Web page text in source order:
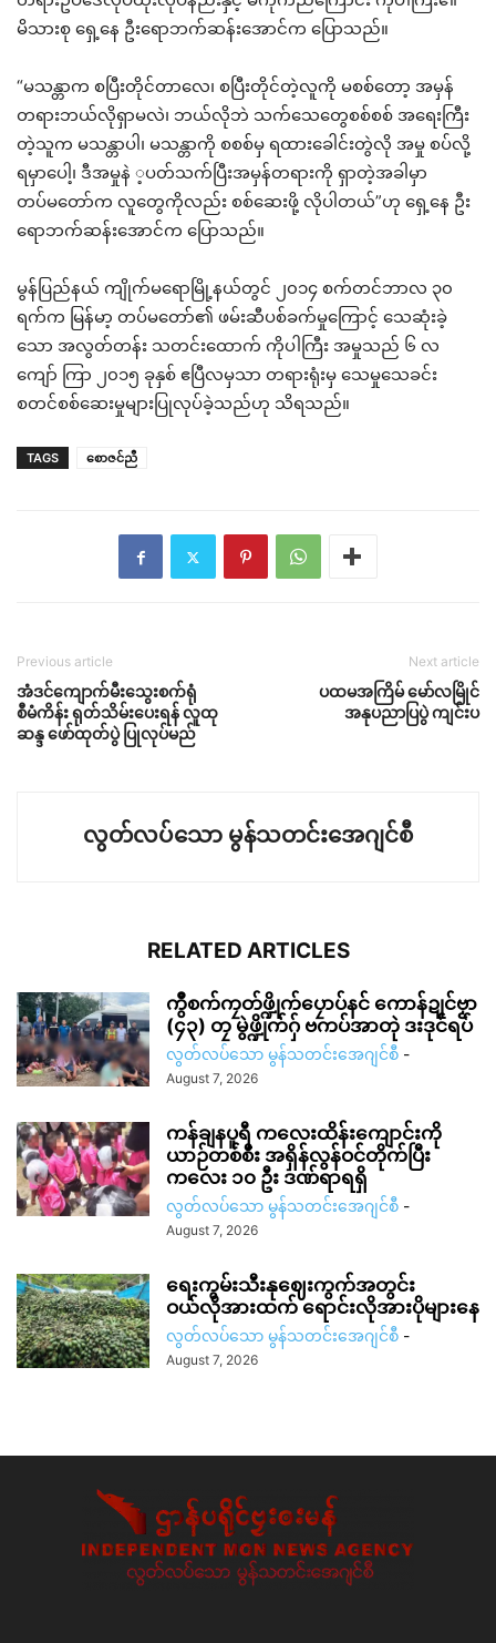
မိသားစု ရှေ့နေ ဦးရောဘက်ဆန်းအောင်က ပြောသည်။
“မသန္တာက စပြီးတိုင်တာလေ၊ စပြီးတိုင်တဲ့လူကို မစစ်တော့ အမှန်
တရားဘယ်လိုရှာမလဲ၊ ဘယ်လိုဘဲ သက်သေတွေစစ်စစ် အရေးကြီး
တဲ့သူက မသန္တာပါ၊ မသန္တာကို စစစ်မှ ရထားခေါင်းတွဲလို အမှု စပ်လို့
ရမှာပေါ့၊ ဒီအမှုနဲ ့ပတ်သက်ပြီးအမှန်တရားကို ရှာတဲ့အခါမှာ
တပ်မတော်က လူတွေကိုလည်း စစ်ဆေးဖို့ လိုပါတယ်”ဟု ရှေ့နေ ဦး
ရောဘက်ဆန်းအောင်က ပြောသည်။
မွန်ပြည်နယ် ကျိုက်မရောမြို့နယ်တွင် ၂၀၁၄ စက်တင်ဘာလ ၃၀
ရက်က မြန်မာ့ တပ်မတော်၏ ဖမ်းဆီပစ်ခက်မှုကြောင့် သေဆုံးခဲ့
သော အလွတ်တန်း သတင်းထောက် ကိုပါကြီး အမှုသည် ၆ လ
ကျော် ကြာ ၂၀၁၅ ခုနှစ် ဧပြီလမှသာ တရားရုံးမှ သေမှုသေခင်း
စတင်စစ်ဆေးမှုများပြုလုပ်ခဲ့သည်ဟု သိရသည်။
TAGS စောဇင်ညီ
Previous article
အံဒင်ကျောက်မီးသွေးစက်ရုံ
စီမံကိန်း ရုတ်သိမ်းပေးရန် လူထု
ဆန္ဒ ဖော်ထုတ်ပွဲ ပြုလုပ်မည်
Next article
ပထမအကြိမ် မော်လမြိုင်
အနုပညာပြပွဲ ကျင်းပ
လွတ်လပ်သော မွန်သတင်းအေဂျင်စီ
RELATED ARTICLES
ကွဳစက်ကၠတ်ဖ္ဍိုက်ပၠောပ်နင် ကောန်ဍုင်ဗၟာ
(၄၃) တၠ မွဲဖ္ဍိုက်ဂှ် ဗကပ်အာတုဲ ဒးဒုင်ရပ်
လွတ်လပ်သော မွန်သတင်းအေဂျင်စီ -
August 7, 2026
ကန်ချနပူရီ ကလေးထိန်းကျောင်းကို
ယာဉ်တစ်စီး အရှိန်လွန်ဝင်တိုက်ပြီး
ကလေး ၁၀ ဦး ဒဏ်ရာရရှိ
လွတ်လပ်သော မွန်သတင်းအေဂျင်စီ -
August 7, 2026
ရေးကွမ်းသီးနုဈေးကွက်အတွင်း
ဝယ်လိုအားထက် ရောင်းလိုအားပိုများနေ
လွတ်လပ်သော မွန်သတင်းအေဂျင်စီ -
August 7, 2026